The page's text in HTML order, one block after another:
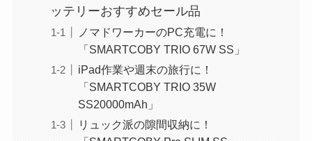
ッテリーおすすめセール品
ノマドワーカーのPC充電に！
「SMARTCOBY TRIO 67W SS」
iPad作業や週末の旅行に！
「SMARTCOBY TRIO 35W
SS20000mAh」
リュック派の隙間収納に！